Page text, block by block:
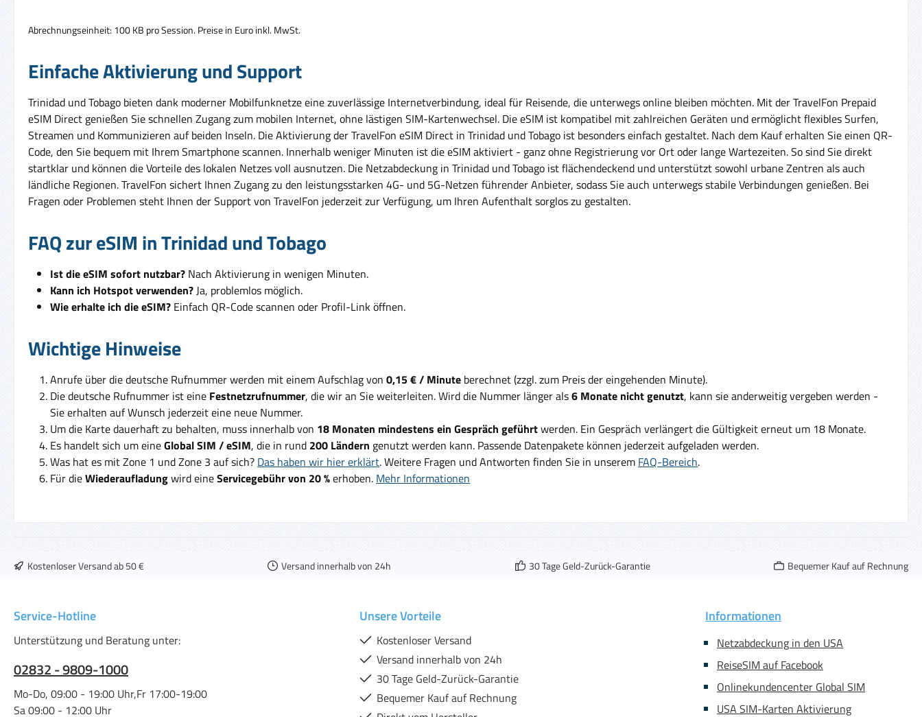
Abrechnungseinheit: 100 KB pro Session. Preise in Euro inkl. MwSt.
Einfache Aktivierung und Support
Trinidad und Tobago bieten dank moderner Mobilfunknetze eine zuverlässige Internetverbindung, ideal für Reisende, die unterwegs online bleiben möchten. Mit der TravelFon Prepaid
eSIM Direct genießen Sie schnellen Zugang zum mobilen Internet, ohne lästigen SIM-Kartenwechsel. Die eSIM ist kompatibel mit zahlreichen Geräten und ermöglicht flexibles Surfen,
Streamen und Kommunizieren auf beiden Inseln. Die Aktivierung der TravelFon eSIM Direct in Trinidad und Tobago ist besonders einfach gestaltet. Nach dem Kauf erhalten Sie einen QR-
Code, den Sie bequem mit Ihrem Smartphone scannen. Innerhalb weniger Minuten ist die eSIM aktiviert - ganz ohne Registrierung vor Ort oder lange Wartezeiten. So sind Sie direkt
startklar und können die Vorteile des lokalen Netzes voll ausnutzen. Die Netzabdeckung in Trinidad und Tobago ist flächendeckend und unterstützt sowohl urbane Zentren als auch
ländliche Regionen. TravelFon sichert Ihnen Zugang zu den leistungsstarken 4G- und 5G-Netzen führender Anbieter, sodass Sie auch unterwegs stabile Verbindungen genießen. Bei
Fragen oder Problemen steht Ihnen der Support von TravelFon jederzeit zur Verfügung, um Ihren Aufenthalt sorglos zu gestalten.
FAQ zur eSIM in Trinidad und Tobago
Ist die eSIM sofort nutzbar? Nach Aktivierung in wenigen Minuten.
Kann ich Hotspot verwenden? Ja, problemlos möglich.
Wie erhalte ich die eSIM? Einfach QR-Code scannen oder Profil-Link öffnen.
Wichtige Hinweise
Anrufe über die deutsche Rufnummer werden mit einem Aufschlag von 0,15 € / Minute berechnet (zzgl. zum Preis der eingehenden Minute).
Die deutsche Rufnummer ist eine Festnetzrufnummer, die wir an Sie weiterleiten. Wird die Nummer länger als6 Monate nicht genutzt, kann sie anderweitig vergeben werden -
Sie erhalten auf Wunsch jederzeit eine neue Nummer.
Um die Karte dauerhaft zu behalten, muss innerhalb von 18 Monaten mindestens ein Gespräch geführtwerden. Ein Gespräch verlängert die Gültigkeit erneut um 18 Monate.
Es handelt sich um eineGlobal SIM / eSIM, die in rund 200 Ländern genutzt werden kann. Passende Datenpakete können jederzeit aufgeladen werden.
Was hat es mit Zone 1 und Zone 3 auf sich? Das haben wir hier erklärt. Weitere Fragen und Antworten finden Sie in unserem FAQ-Bereich.
Für dieWiederaufladungwird eineServicegebühr von 20 %erhoben. Mehr Informationen
Kostenloser Versand ab 50 € Versand innerhalb von 24h 30 Tage Geld-Zurück-Garantie Bequemer Kauf auf Rechnung
Service-Hotline
Unterstützung und Beratung unter:
02832 - 9809-1000
Mo-Do, 09:00 - 19:00 Uhr,Fr 17:00-19:00
Sa 09:00 - 12:00 Uhr
Unsere Vorteile
Kostenloser Versand
Versand innerhalb von 24h
30 Tage Geld-Zurück-Garantie
Bequemer Kauf auf Rechnung
Informationen
Netzabdeckung in den USA
ReiseSIM auf Facebook
Onlinekundencenter Global SIM
USA SIM-Karten Aktivierung